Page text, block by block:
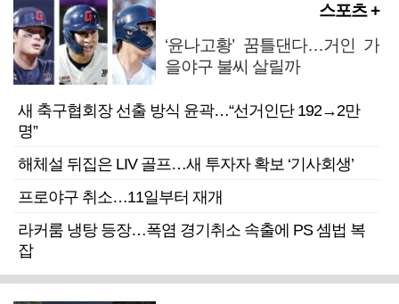
스포츠 +
‘윤나고황’ 꿈틀댄다…거인 가
을야구 불씨 살릴까
새 축구협회장 선출 방식 윤곽…“선거인단 192→2만
명”
해체설 뒤집은 LIV 골프…새 투자자 확보 ‘기사회생’
프로야구 취소…11일부터 재개
라커룸 냉탕 등장…폭염 경기취소 속출에 PS 셈법 복
잡